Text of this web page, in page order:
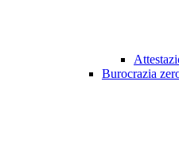
Burocrazia